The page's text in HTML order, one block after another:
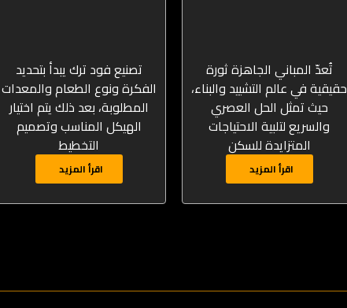
تُعدّ المباني الجاهزة ثورة
حقيقية في عالم التشييد والبناء،
حيث تمثل الحل العصري
والسريع لتلبية الاحتياجات
المتزايدة للسكن
اقرأ المزيد
تصنيع فود ترك يبدأ بتحديد
الفكرة ونوع الطعام والمعدات
المطلوبة، بعد ذلك يتم اختيار
الهيكل المناسب وتصميم
التخطيط
اقرأ المزيد